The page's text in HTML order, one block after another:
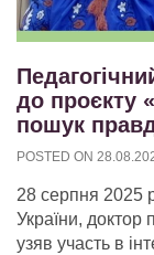
до проєкту
пошук
POSTED ON
28 серпня 2025
України, доктор
узяв участь в